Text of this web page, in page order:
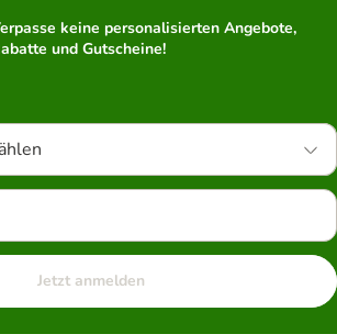
keine personalisierten Angebote,
und Gutscheine!
Jetzt anmelden